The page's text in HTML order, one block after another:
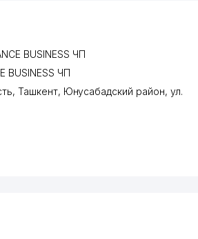
BUSINESS ЧП
BUSINESS ЧП
,Ташкент, Юнусабадский район, ул.